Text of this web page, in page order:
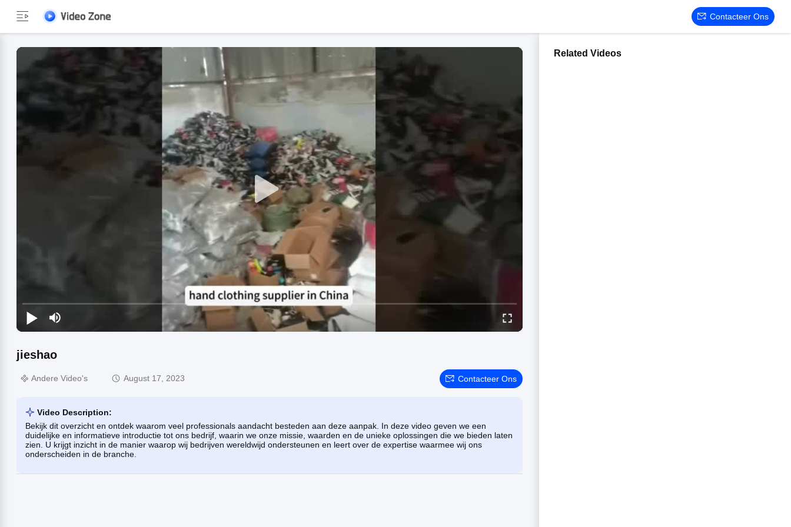
Contacteer Ons
jieshao
Andere Video's August 17, 2023 Contacteer Ons
Video Description:
Bekijk dit overzicht en ontdek waarom veel professionals aandacht besteden aan deze aanpak. In deze video geven we een
duidelijke en informatieve introductie tot ons bedrijf, waarin we onze missie, waarden en de unieke oplossingen die we bieden laten
zien. U krijgt inzicht in de manier waarop wij bedrijven wereldwijd ondersteunen en leert over de expertise waarmee wij ons
onderscheiden in de branche.
Related Videos